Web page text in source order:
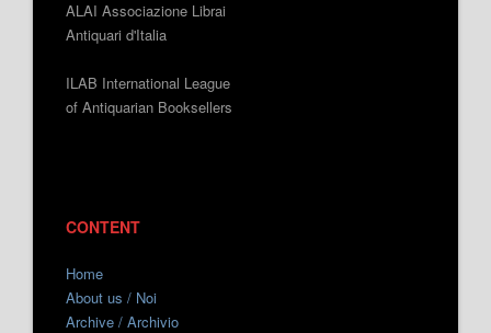
ALAI Associazione Librai
Antiquari d'Italia
ILAB International League
of Antiquarian Booksellers
CONTENT
Home
About us / Noi
Archive / Archivio